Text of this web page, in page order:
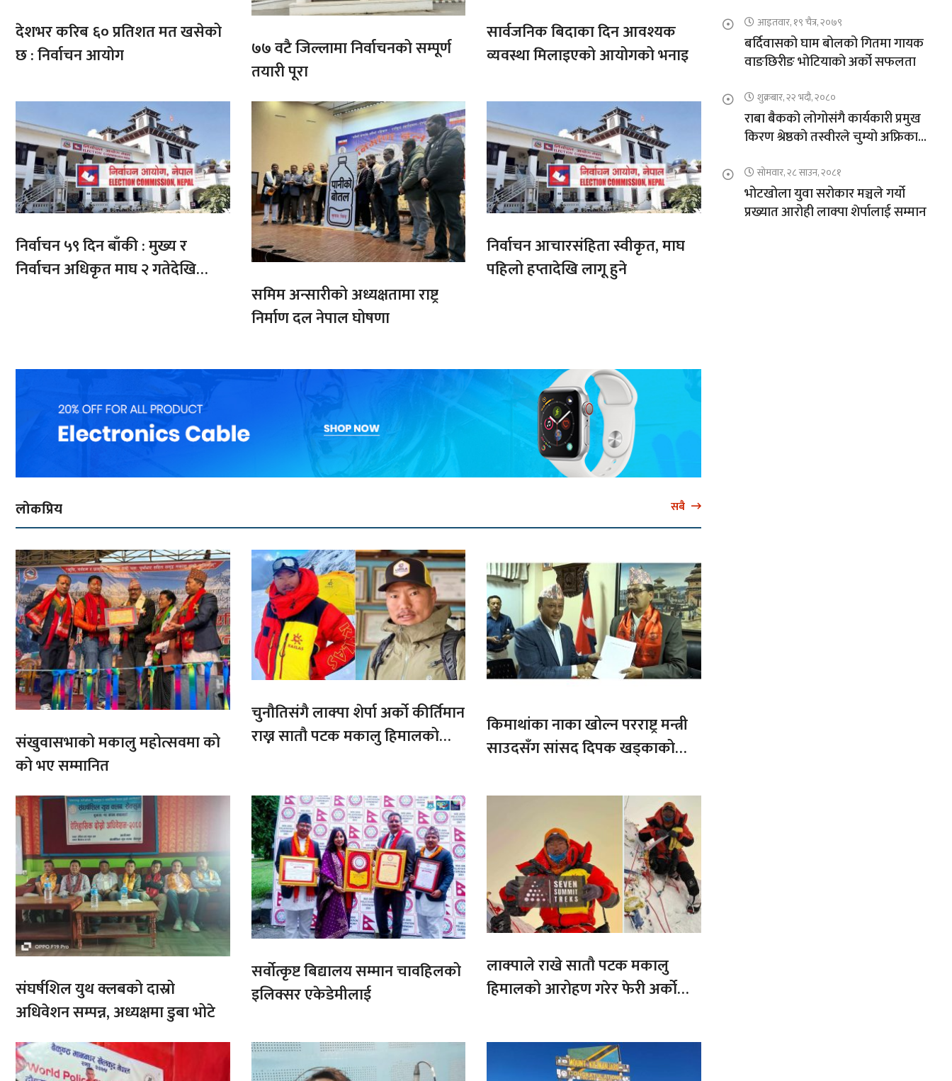
देशभर करिब ६० प्रतिशत मत खसेको
छ : निर्वाचन आयोग
७७ वटै जिल्लामा निर्वाचनको सम्पूर्ण
तयारी पूरा
सार्वजनिक बिदाका दिन आवश्यक
व्यवस्था मिलाइएको आयोगको भनाइ
निर्वाचन ५९ दिन बाँकी : मुख्य र
निर्वाचन अधिकृत माघ २ गतेदेखि
समिम अन्सारीको अध्यक्षतामा राष्ट्र
निर्माण दल नेपाल घोषणा
निर्वाचन आचारसंहिता स्वीकृत, माघ
पहिलो हप्तादेखि लागू हुने
लोकप्रिय सबै
संखुवासभाको मकालु महोत्सवमा को
को भए सम्मानित
चुनौतिसंगै लाक्पा शेर्पा अर्को कीर्तिमान
राख्न सातौ पटक मकालु हिमालको
किमाथांका नाका खोल्न परराष्ट्र मन्त्री
साउदसँग सांसद दिपक खड्काको
संघर्षशिल युथ क्लबको दास्रो
अधिवेशन सम्पन्न, अध्यक्षमा डुबा भोटे
सर्वोत्कृष्ट बिद्यालय सम्मान चावहिलको
इलिक्सर एकेडेमीलाई
लाक्पाले राखे सातौ पटक मकालु
हिमालको आरोहण गरेर फेरी अर्को
आइतवार, १९ चैत्र, २०७९
बर्दिवासको घाम बोलको गितमा गायक
वाङछिरीङ भोटियाको अर्को सफलता
शुक्रबार, २२ भदौ, २०८०
राबा बैकको लोगोसंगै कार्यकारी प्रमुख
किरण श्रेष्ठको तस्वीरले चुम्यो अफ्रिकाको
सोमवार, २८ साउन, २०८१
भोटखोला युवा सरोकार मञ्चले गर्यो
प्रख्यात आरोही लाक्पा शेर्पालाई सम्मान